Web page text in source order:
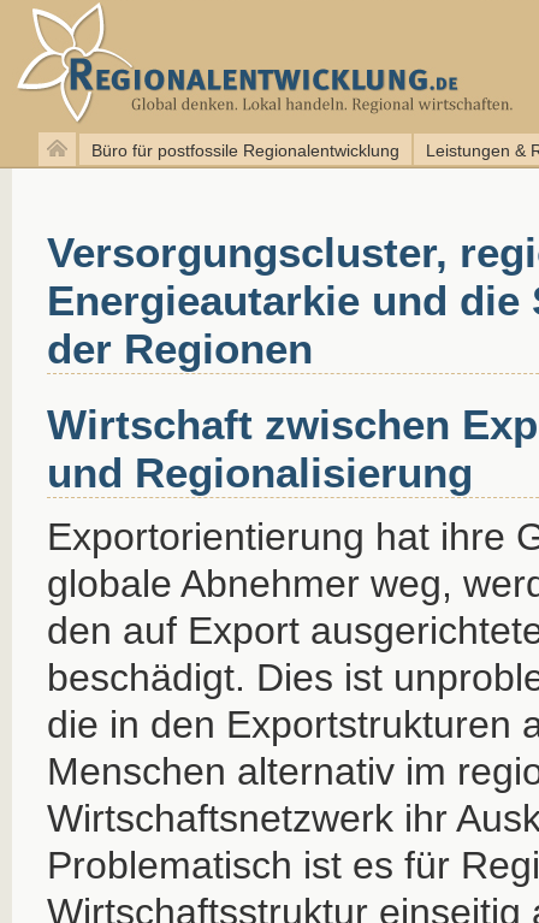
Büro für postfossile Regionalentwicklung Leistungen &
Versorgungscluster,
Energieautarkie und die
der Regionen
Wirtschaft zwischen
und Regionalisierung
Exportorientierung hat ihre
globale Abnehmer weg,
den auf Export
beschädigt. Dies ist
die in den Exportstrukturen
Menschen alternativ im
Wirtschaftsnetzwerk ihr
Problematisch ist es für
Wirtschaftsstruktur einseitig